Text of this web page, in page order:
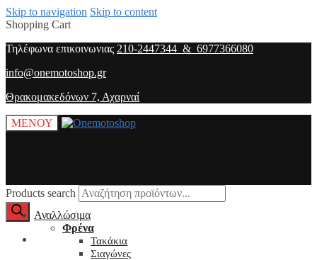
Skip to navigation Skip to content
Shopping Cart
Τηλέφωνα επικοινωνιας 210-2447344 & 6977366080
info@onemotoshop.gr
Θρακομακεδόνων 7, Αχαρναί
ΜΕΝΟΥ
Products search
O λογαριασμός μου
Αναλλώσιμα
Φρένα
Τακάκια
Σιαγώνες